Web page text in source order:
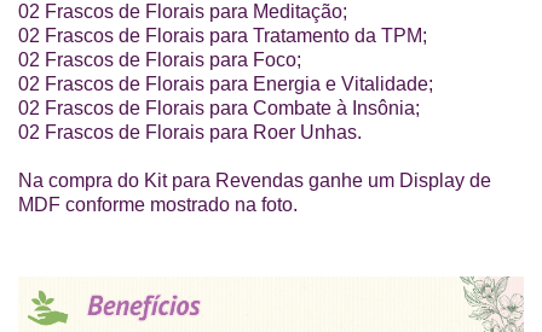
02 Frascos de Florais para Meditação;
02 Frascos de Florais para Tratamento da TPM;
02 Frascos de Florais para Foco;
02 Frascos de Florais para Energia e Vitalidade;
02 Frascos de Florais para Combate à Insônia;
02 Frascos de Florais para Roer Unhas.
Na compra do Kit para Revendas ganhe um Display de
MDF conforme mostrado na foto.